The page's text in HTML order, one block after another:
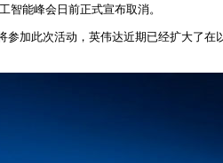
智能峰会日前正式宣布取消。
加此次活动，英伟达近期已经扩大了